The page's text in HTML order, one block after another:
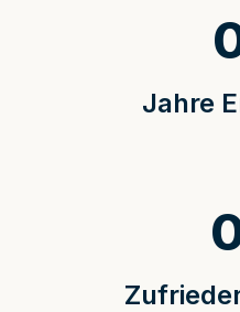
Jahre